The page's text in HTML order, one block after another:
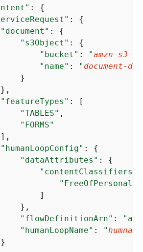
: {
: {
"document" : {
"s3Object" : {
"bucket" : "amzn-s3-
"name" : " document-
}
"featureTypes" : [
"TABLES" ,
"FORMS"
"humanLoopConfig" : {
"dataAttributes" : {
"contentClassifiers"
]
},
"flowDefinitionArn" :
"humanLoopName" : "